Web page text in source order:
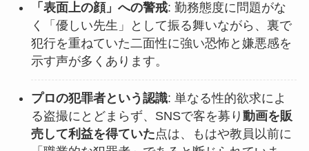
「表面上の顔」への警戒: 勤務態度に問題がな
く「優しい先生」として振る舞いながら、裏で
犯行を重ねていた二面性に強い恐怖と嫌悪感を
示す声が多くあります。
プロの犯罪者という認識: 単なる性的欲求によ
る盗撮にとどまらず、SNSで客を募り 動画を販
売して利益を得ていた点は、もはや教員以前に